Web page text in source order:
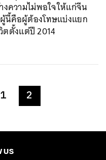
งความไม่พอใจให้แก่จีน
นี้คือผู้ต้องโทษแบ่งแยก
ตั้งแต่ปี 2014
1 2
US